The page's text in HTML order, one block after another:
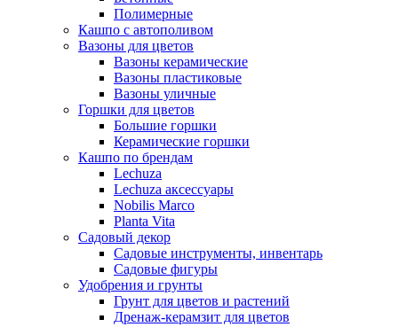
Полимерные
Кашпо с автополивом
Вазоны для цветов
Вазоны керамические
Вазоны пластиковые
Вазоны уличные
Горшки для цветов
Большие горшки
Керамические горшки
Кашпо по брендам
Lechuza
Lechuza аксессуары
Nobilis Marco
Planta Vita
Садовый декор
Садовые инструменты, инвентарь
Садовые фигуры
Удобрения и грунты
Грунт для цветов и растений
Дренаж-керамзит для цветов